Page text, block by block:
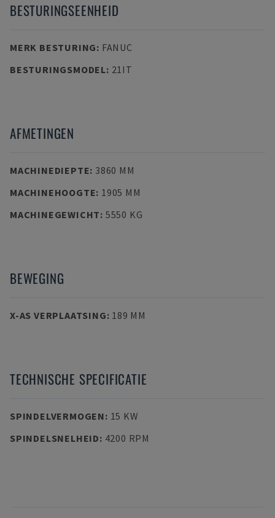
BESTURINGSEENHEID
MERK BESTURING: FANUC
BESTURINGSMODEL: 21IT
AFMETINGEN
MACHINEDIEPTE: 3860 MM
MACHINEHOOGTE: 1905 MM
MACHINEGEWICHT: 5550 KG
BEWEGING
X-AS VERPLAATSING: 189 MM
TECHNISCHE SPECIFICATIE
SPINDELVERMOGEN: 15 KW
SPINDELSNELHEID: 4200 RPM